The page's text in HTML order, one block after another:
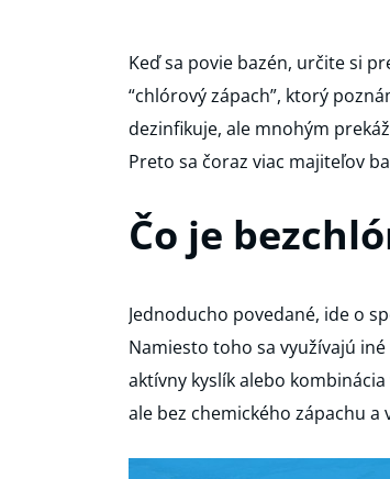
Keď sa povie bazén, určite si
“chlórový zápach”, ktorý
dezinfikuje, ale mnohým
Preto sa čoraz viac majiteľov
Čo je
Jednoducho povedané, ide o
Namiesto toho sa využívajú
aktívny kyslík alebo
ale bez chemického zápachu